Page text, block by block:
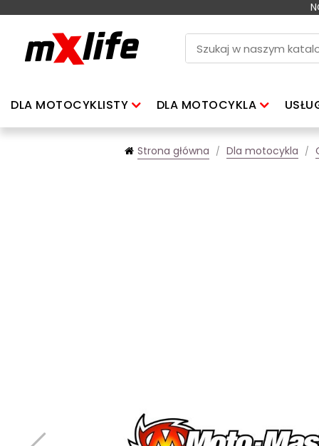
DLA MOTOCYKLISTY DLA MOTOCYKLA
Strona główna Dla motocykla